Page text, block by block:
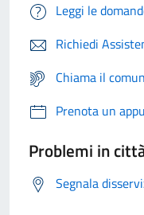
Leggi le
Richiedi
Chiama il
Prenota un
Problemi in
Segnala